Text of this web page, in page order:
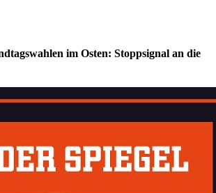
im Osten: Stoppsignal an die